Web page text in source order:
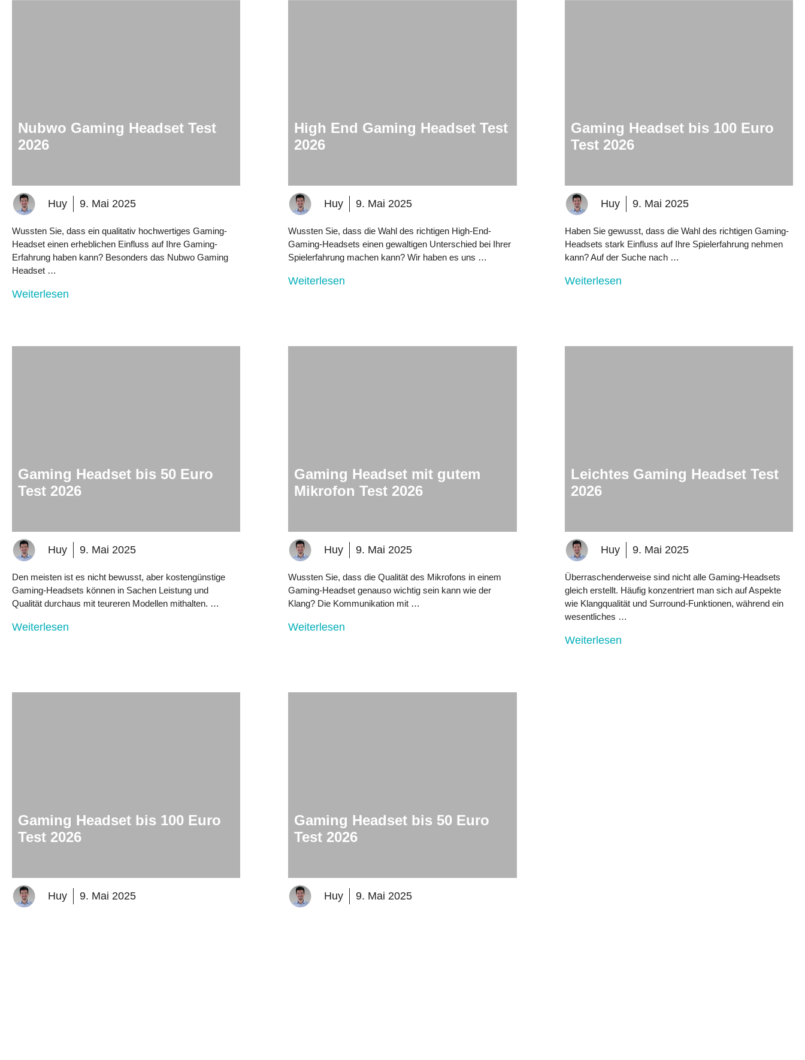
Nubwo Gaming Headset Test
2026
Huy 9. Mai 2025
Wussten Sie, dass ein qualitativ hochwertiges Gaming-
Headset einen erheblichen Einfluss auf Ihre Gaming-
Erfahrung haben kann? Besonders das Nubwo Gaming
Headset …
Weiterlesen
High End Gaming Headset Test
2026
Huy 9. Mai 2025
Wussten Sie, dass die Wahl des richtigen High-End-
Gaming-Headsets einen gewaltigen Unterschied bei Ihrer
Spielerfahrung machen kann? Wir haben es uns …
Weiterlesen
Gaming Headset bis 100 Euro
Test 2026
Huy 9. Mai 2025
Haben Sie gewusst, dass die Wahl des richtigen Gaming-
Headsets stark Einfluss auf Ihre Spielerfahrung nehmen
kann? Auf der Suche nach …
Weiterlesen
Gaming Headset bis 50 Euro
Test 2026
Huy 9. Mai 2025
Den meisten ist es nicht bewusst, aber kostengünstige
Gaming-Headsets können in Sachen Leistung und
Qualität durchaus mit teureren Modellen mithalten. …
Weiterlesen
Gaming Headset mit gutem
Mikrofon Test 2026
Huy 9. Mai 2025
Wussten Sie, dass die Qualität des Mikrofons in einem
Gaming-Headset genauso wichtig sein kann wie der
Klang? Die Kommunikation mit …
Weiterlesen
Leichtes Gaming Headset Test
2026
Huy 9. Mai 2025
Überraschenderweise sind nicht alle Gaming-Headsets
gleich erstellt. Häufig konzentriert man sich auf Aspekte
wie Klangqualität und Surround-Funktionen, während ein
wesentliches …
Weiterlesen
Gaming Headset bis 100 Euro
Test 2026
Huy 9. Mai 2025
Gaming Headset bis 50 Euro
Test 2026
Huy 9. Mai 2025